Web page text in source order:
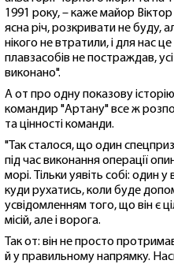
1991 року, – каже майор
ясна річ, розкривати не буду,
нікого не втратили, і для нас
плавзасобів не постраждав,
виконано".
А от про одну показову історію
командир "Артану" все ж
та цінності команди.
"Так сталося, що один
під час виконання операції
морі. Тільки уявіть собі: один
куди рухатись, коли буде
усвідомленням того, що він є
місій, але і ворога.
Так от: він не просто
й у правильному напрямку.